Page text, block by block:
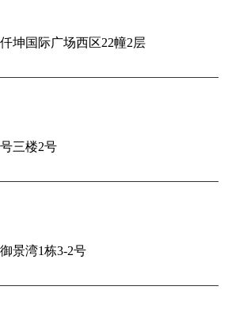
坤国际广场西区22幢2层
三楼2号
景湾1栋3-2号